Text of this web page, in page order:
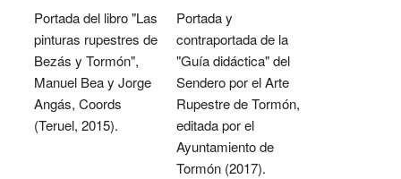
Portada del libro "Las
pinturas rupestres de
Bezás y Tormón",
Manuel Bea y Jorge
Angás, Coords
(Teruel, 2015).
Portada y
contraportada de la
"Guía didáctica" del
Sendero por el Arte
Rupestre de Tormón,
editada por el
Ayuntamiento de
Tormón (2017).